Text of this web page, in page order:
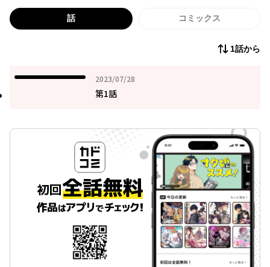
話 コミックス
1話から
2023/07/28
2023年07月28日
第1話